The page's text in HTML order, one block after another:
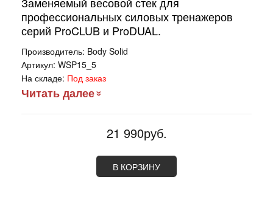
профессиональных силовых тренажеров
серий ProCLUB и ProDUAL.
Производитель: Body Solid
Артикул: WSP15_5
На складе: Под заказ
Читать далее
21 990руб.
В КОРЗИНУ